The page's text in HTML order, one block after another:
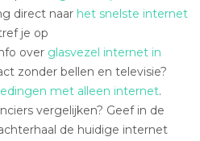
direct naar het snelste internet
je op
over glasvezel internet in
zonder bellen en televisie?
met alleen internet.
vergelijken? Geef in de
de huidige internet